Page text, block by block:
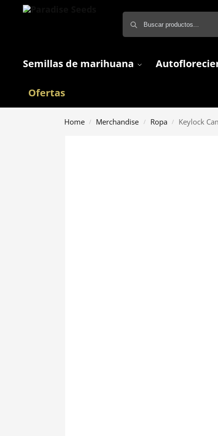
Semillas de marihuana
Ofertas
Home / Merchandise / Ropa / Keylock